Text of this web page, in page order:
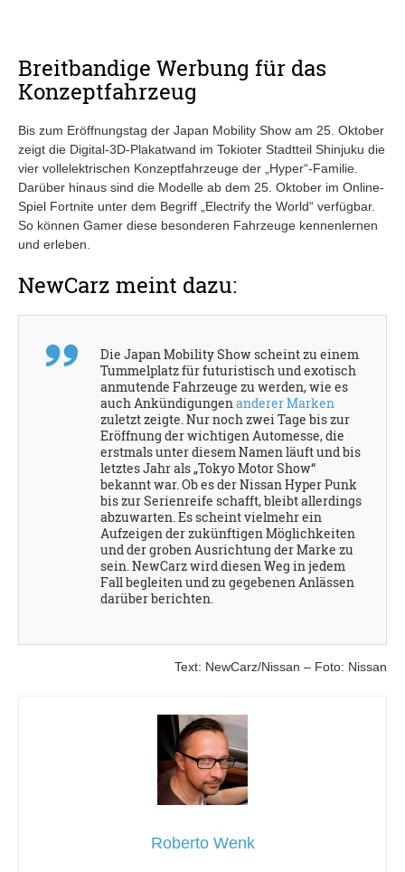
Breitbandige Werbung für das
Konzeptfahrzeug
Bis zum Eröffnungstag der Japan Mobility Show am 25. Oktober
zeigt die Digital-3D-Plakatwand im Tokioter Stadtteil Shinjuku die
vier vollelektrischen Konzeptfahrzeuge der „Hyper“-Familie.
Darüber hinaus sind die Modelle ab dem 25. Oktober im Online-
Spiel Fortnite unter dem Begriff „Electrify the World“ verfügbar.
So können Gamer diese besonderen Fahrzeuge kennenlernen
und erleben.
NewCarz meint dazu:
Die Japan Mobility Show scheint zu einem
Tummelplatz für futuristisch und exotisch
anmutende Fahrzeuge zu werden, wie es
auch Ankündigungen anderer Marken
zuletzt zeigte. Nur noch zwei Tage bis zur
Eröffnung der wichtigen Automesse, die
erstmals unter diesem Namen läuft und bis
letztes Jahr als „Tokyo Motor Show“
bekannt war. Ob es der Nissan Hyper Punk
bis zur Serienreife schafft, bleibt allerdings
abzuwarten. Es scheint vielmehr ein
Aufzeigen der zukünftigen Möglichkeiten
und der groben Ausrichtung der Marke zu
sein. NewCarz wird diesen Weg in jedem
Fall begleiten und zu gegebenen Anlässen
darüber berichten.
Text: NewCarz/Nissan – Foto: Nissan
Roberto Wenk